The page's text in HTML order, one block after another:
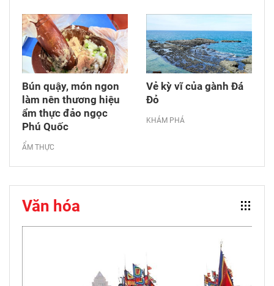
Bún quậy, món ngon
làm nên thương hiệu
ẩm thực đảo ngọc
Phú Quốc
ẨM THỰC
Vẻ kỳ vĩ của gành Đá
Đỏ
KHÁM PHÁ
Văn hóa